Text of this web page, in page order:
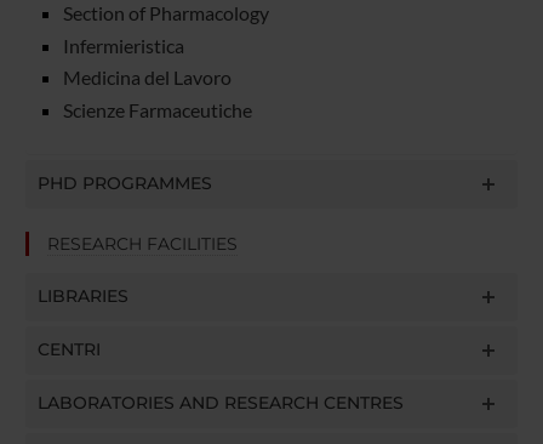
Section of Pharmacology
Infermieristica
Medicina del Lavoro
Scienze Farmaceutiche
PHD PROGRAMMES
RESEARCH FACILITIES
LIBRARIES
CENTRI
LABORATORIES AND RESEARCH CENTRES